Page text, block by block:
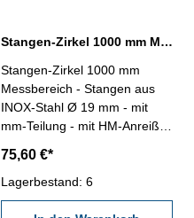
Stangen-Zirkel 1000 mm Messbereich mit HM-Spitzen
Stangen-Zirkel 1000 mm
Messbereich - Stangen aus
INOX-Stahl Ø 19 mm - mit
mm-Teilung - mit HM-Anreiß-
75,60 €*
Lagerbestand: 6